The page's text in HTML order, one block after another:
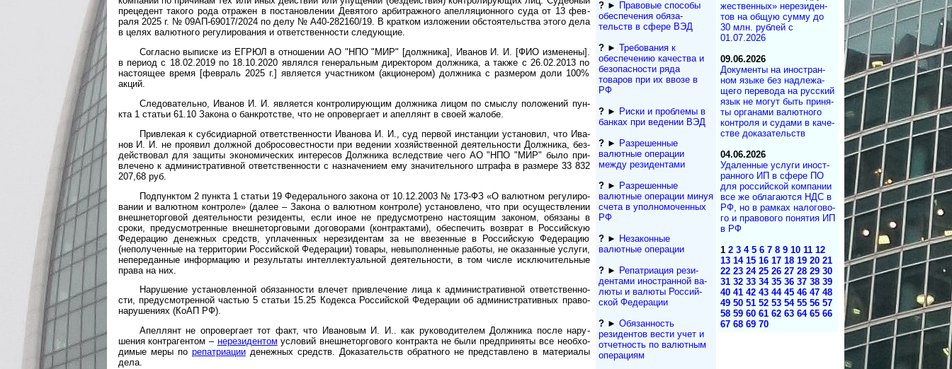
преце­дент такого рода отра­жен в поста­нов­ле­нии Девя­того арбит­раж­ного апел­ля­ци­он­ного суда от 13 фев­
раля 2025 г. № 09АП-69017/2024 по делу № А40-282160/19. В крат­ком изло­жении обстоя­тель­ства этого дела
в целях валют­ного регули­рова­ния и ответ­ст­вен­ности сле­дующие.
Согласно выписке из ЕГРЮЛ в отношении АО "НПО "МИР" [долж­ника], Ива­нов И. И. [ФИО изме­нены].
в пери­од с 18.02.2019 по 18.10.2020 явля­лся гене­раль­ным дирек­тором долж­ника, а также с 26.02.2013 по
насто­ящее время [фев­раль 2025 г.] явля­ется участ­ником (акцио­нером) долж­ника с раз­мером доли 100%
акций.
Следовательно, Иванов И. И. является контролиру­ющим долж­ника лицом по смыслу поло­же­ний пун­
кта 1 ста­тьи 61.10 Закона о банк­рот­стве, что не опро­вер­гает и апел­лянт в своей жалобе.
Привлекая к субсидиарной ответственности Иванова И. И., суд пер­вой инстан­ции уста­но­вил, что Ива­
нов И. И. не проя­вил долж­ной добро­со­вест­но­сти при веде­нии хозяй­ст­вен­ной деятель­ности Долж­ника, без­
дейст­вовал для защиты эконо­мичес­ких инте­ре­сов Долж­ника вслед­ствие чего АО "НПО "МИР" было при­
вле­чено к админи­стра­тив­ной ответ­ст­вен­ности с назна­че­нием ему зна­чи­тель­ного штрафа в раз­мере 33 832
207,68 руб.
Подпунктом 2 пункта 1 статьи 19 Федерального закона от 10.12.2003 № 173-ФЗ «О валют­ном регу­лиро­
вании и валют­ном конт­роле» (далее – Закона о валют­ном конт­роле) уста­нов­лено, что при осу­щест­вле­нии
внешне­тор­говой деятель­ности рези­денты, если иное не преду­смот­рено насто­ящим зако­ном, обя­заны в
сроки, преду­смот­рен­ные внешне­торго­выми догово­рами (конт­рак­тами), обеспе­чить возв­рат в Россий­скую
Феде­рацию денеж­ных средств, упла­ченных нерези­дентам за не вве­зен­ные в Россий­скую Феде­рацию
(неполу­чен­ные на терри­тории Россий­ской Феде­рации) товары, невыпол­нен­ные работы, не ока­зан­ные услуги,
непере­дан­ные инфор­мацию и резуль­таты интел­лек­ту­аль­ной деятель­ности, в том числе исклю­чи­тель­ные
права на них.
Нарушение установленной обязанности влечет привле­че­ние лица к адми­ни­ст­ра­тив­ной ответ­ст­вен­но­
сти, преду­смот­рен­ной час­тью 5 ста­тьи 15.25 Коде­кса Россий­ской Феде­рации об адми­нист­ратив­ных право­
нару­ше­ниях (КоАП РФ).
Апеллянт не опровергает тот факт, что Ивано­вым И. И.. как руко­води­те­лем Долж­ника после нару­
шения контр­аген­том – нерези­дентом усло­вий внешне­торго­вого конт­ракта не были пред­при­няты все необ­хо­
димые меры по репат­риацииденеж­ных средств. Доказа­тельств обрат­ного не пред­став­лено в мате­риалы
дела.
?► Правовые способы
обеспечения обяза­
тельств в сфере ВЭД
?► Требования к
обеспечению качества и
безопасности ряда
товаров при их ввозе в
РФ
?► Риски и проблемы в
банках при ведении ВЭД
?► Разрешенные
валютные операции
между резидентами
?► Разрешенные
валютные операции минуя
счета в уполномоченных
РФ
?► Незаконные
валютные операции
?► Репатриация ре­зи­
ден­та­ми иностранной ва­
лю­ты и валюты Рос­сий­
ской Федерации
?► Обязанность
резиден­тов вести учет и
отчетность по валютным
операциям
жест­вен­ных» не­ре­зи­ден­
тов на об­щую сум­му до
30 млн. руб­лей с
01.07.2026
09.06.2026
Документы на ино­ст­ран­
ном язы­ке без над­ле­жа­
ще­го пе­ре­во­да на рус­ский
язык не мо­гут быть при­ня­
ты ор­га­на­ми ва­лют­но­го
кон­т­ро­ля и су­да­ми в ка­че­
ст­ве до­ка­за­те­ль­ств
04.06.2026
Удаленные услуги ино­ст­
ран­но­го ИП в сфе­ре ПО
для рос­сий­с­кой ком­па­нии
все же об­ла­га­ю­т­ся НДС в
РФ, но в рам­ках на­ло­го­во­
го и пра­во­во­го по­ня­тия ИП
в РФ
1 2 3 4 5 6 7 8 9 10 11 12
13 14 15 16 17 18 19 20 21
22 23 24 25 26 27 28 29 30
31 32 33 34 35 36 37 38 39
40 41 42 43 44 45 46 47 48
49 50 51 52 53 54 55 56 57
58 59 60 61 62 63 64 65 66
67 68 69 70